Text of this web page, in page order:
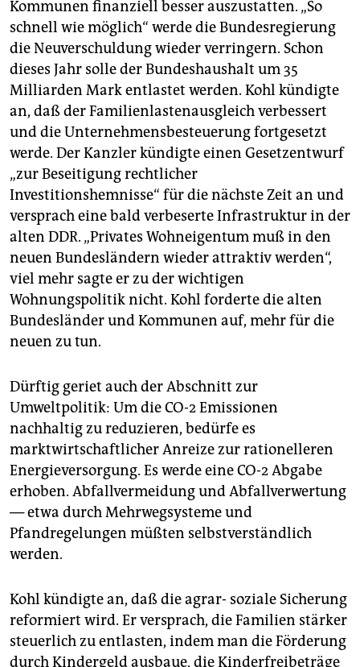
Kommunen finanziell besser auszustatten. „So
schnell wie möglich“ werde die Bundesregierung
die Neuverschuldung wieder verringern. Schon
dieses Jahr solle der Bundeshaushalt um 35
Milliarden Mark entlastet werden. Kohl kündigte
an, daß der Familienlastenausgleich verbessert
und die Unternehmensbesteuerung fortgesetzt
werde. Der Kanzler kündigte einen Gesetzentwurf
„zur Beseitigung rechtlicher
Investitionshemnisse“ für die nächste Zeit an und
versprach eine bald verbeserte Infrastruktur in der
alten DDR. „Privates Wohneigentum muß in den
neuen Bundesländern wieder attraktiv werden“,
viel mehr sagte er zu der wichtigen
Wohnungspolitik nicht. Kohl forderte die alten
Bundesländer und Kommunen auf, mehr für die
neuen zu tun.
Dürftig geriet auch der Abschnitt zur
Umweltpolitik: Um die CO-2 Emissionen
nachhaltig zu reduzieren, bedürfe es
marktwirtschaftlicher Anreize zur rationelleren
Energieversorgung. Es werde eine CO-2 Abgabe
erhoben. Abfallvermeidung und Abfallverwertung
— etwa durch Mehrwegsysteme und
Pfandregelungen müßten selbstverständlich
werden.
Kohl kündigte an, daß die agrar- soziale Sicherung
reformiert wird. Er versprach, die Familien stärker
steuerlich zu entlasten, indem man die Förderung
durch Kindergeld ausbaue, die Kinderfreibeträge